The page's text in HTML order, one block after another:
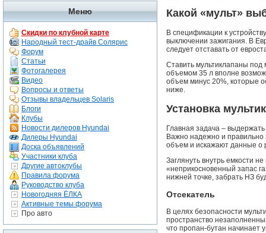
Меню
Скидки по клубной карте
Народный тест-драйв Солярис
Форум
Статьи
Фотогалерея
Видео
Вопросы и ответы
Отзывы владельцев Solaris
Блоги
Клубы
Новости дилеров Hyundai
Дилеры Hyundai
Доска объявлений
Участники клуба
Другие автоклубы
Правила форума
Руководство клуба
Новогодняя ЁЛКА
Активные темы форума
Про авто
Какой «мульт»
В спецификации к
выключении зажигания. В
следует отставать от
Ставить мультиклапаны под
объемом 35 л вполне
объем минус 20%, которые
ниже.
Установка
Главная задача –
Важно надежно и правильно
объем и искажают данные о
Заглянуть внутрь емкости
«неприкосновенный запас
нижней точке, забрать НЗ
Отсекатель
В целях безопасности
пространство
что пропан-бутан начинает